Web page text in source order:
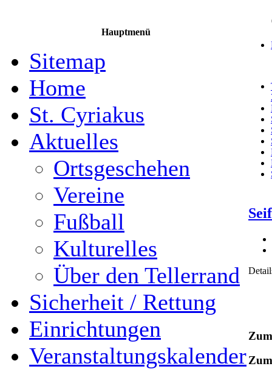
Hauptmenü
Sitemap
Home
St. Cyriakus
Aktuelles
Ortsgeschehen
Vereine
Fußball
Kulturelles
Über den Tellerrand
Sicherheit / Rettung
Einrichtungen
Veranstaltungskalender